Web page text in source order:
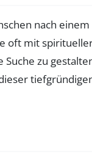
nach
oft mit
zu